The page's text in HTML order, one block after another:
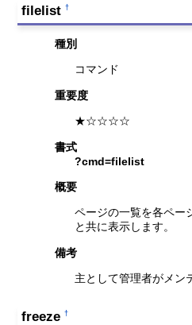
filelist †
種別
コマンド
重要度
★☆☆☆☆
書式
?cmd=filelist
概要
ページの一覧を各ペー
と共に表示します。
備考
主として管理者がメン
freeze †